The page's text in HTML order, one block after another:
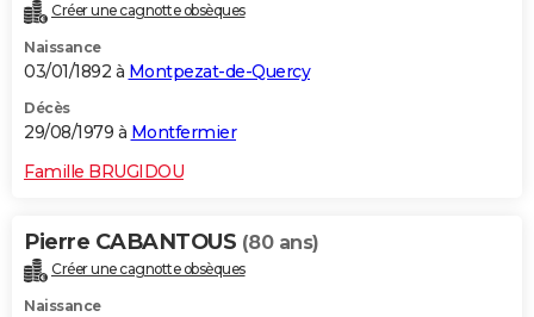
Créer une cagnotte obsèques
Naissance
03/01/1892 à Montpezat-de-Quercy
Décès
29/08/1979 à Montfermier
Famille BRUGIDOU
Pierre CABANTOUS (80 ans)
Créer une cagnotte obsèques
Naissance